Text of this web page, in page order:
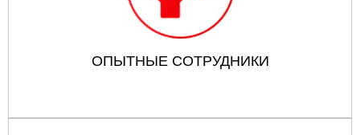
ОПЫТНЫЕ СОТРУДНИКИ